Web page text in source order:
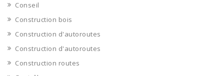
Conseil
Construction bois
Construction d'autoroutes
Construction d'autoroutes
Construction routes